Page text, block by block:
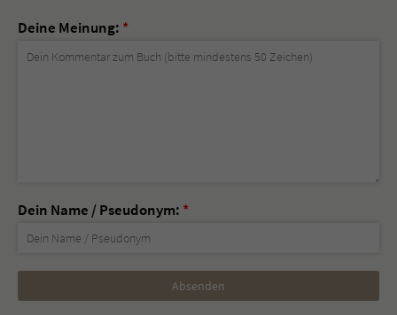
Deine Meinung: *
Dein Name / Pseudonym: *
Nicht
ausfüllen!